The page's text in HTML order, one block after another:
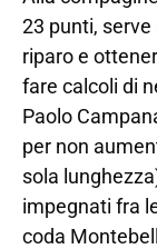
23 punti,
riparo e
fare calcoli di
Paolo
per non
sola
impegnati fra
coda